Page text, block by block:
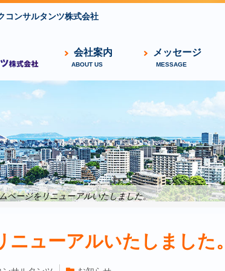
コンサルタンツ株式会社
会社案内 メッセージ
ページをリニューアルいたしました。
ューアルいたしました。